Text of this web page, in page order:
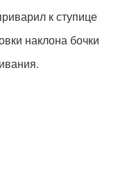
к ступице
наклона бочки